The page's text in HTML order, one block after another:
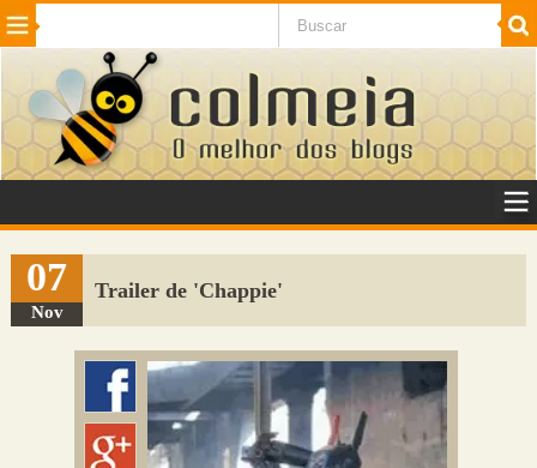
Beleza Cinema e TV
Internet Jogos NotÃ­cias SaÃºde
VeÃ­culos Adulto
Sugerir Link
Adicionar Blog
Colmeia Exchange
Perguntas Frequentes
07
Nov
Trailer de 'Chappie'